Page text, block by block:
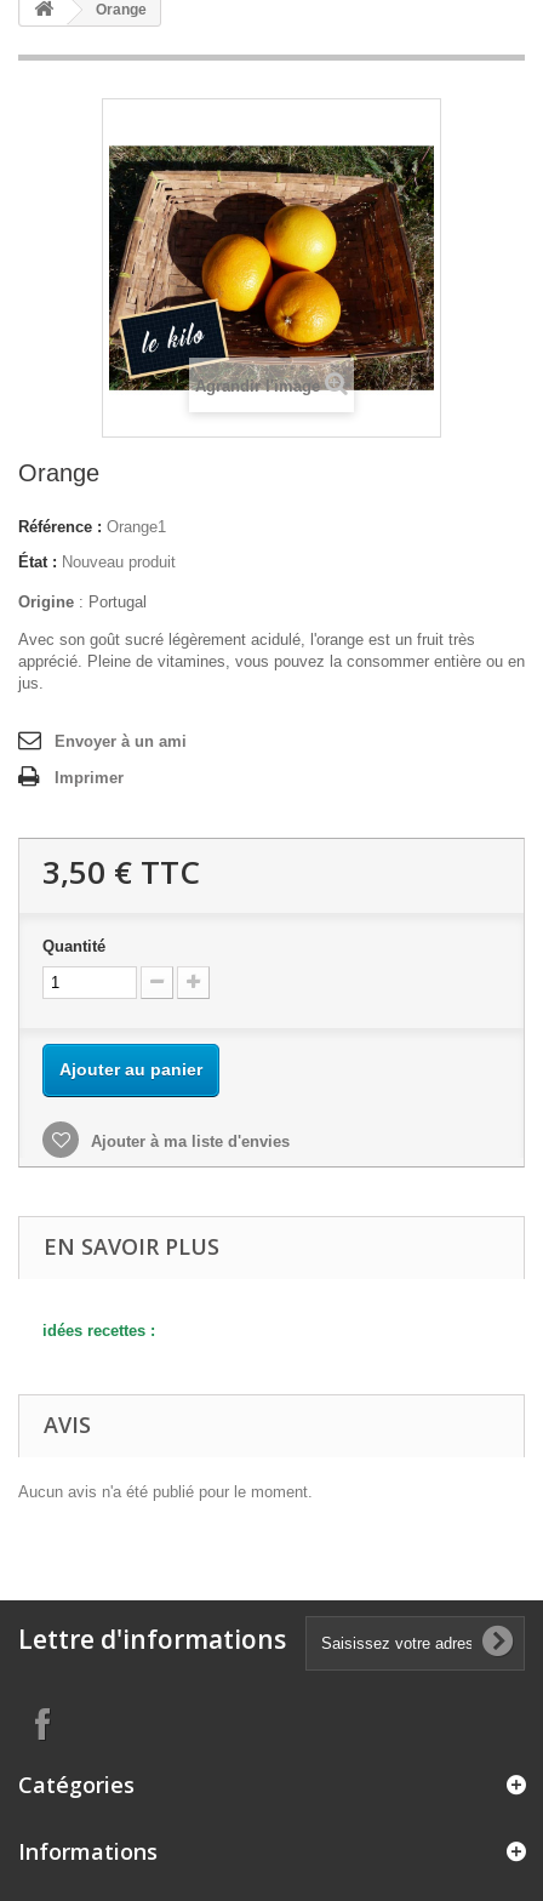
Orange
Agrandir l'image
Orange
Référence : Orange1
État : Nouveau produit
Origine : Portugal
Avec son goût sucré légèrement acidulé, l'orange est un fruit très
apprécié. Pleine de vitamines, vous pouvez la consommer entière ou en
jus.
Envoyer à un ami
Imprimer
3,50 € TTC
Quantité
Ajouter au panier
Ajouter à ma liste d'envies
EN SAVOIR PLUS
idées recettes :
AVIS
Aucun avis n'a été publié pour le moment.
Lettre d'informations
Catégories
Informations